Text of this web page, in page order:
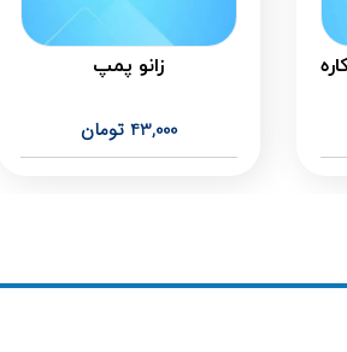
زانو پمپ
43,000 تومان